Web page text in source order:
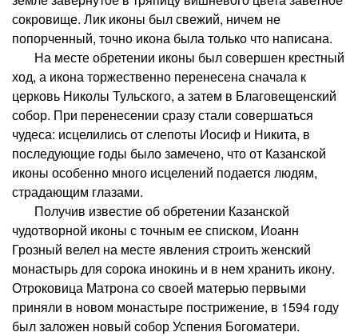
сокровище. Лик иконы был свежий, ничем не
попорченный, точно икона была только что написана.
На месте обретении иконы был совершен крестный
ход, а икона торжественно перенесена сначала к
церковь Николы Тульского, а затем в Благовещенский
собор. При перенесении сразу стали совершаться
чудеса: исцелились от слепоты Иосиф и Никита, в
последующие годы было замечено, что от Казанской
иконы особенно много исцелений подается людям,
страдающим глазами.
Получив известие об обретении Казанской
чудотворной иконы с точным ее списком, Иоанн
Грозный велел на месте явления строить женский
монастырь для сорока инокинь и в нем хранить икону.
Отроковица Матрона со своей матерью первыми
приняли в новом монастыре пострижение, в 1594 году
был заложен новый собор Успения Богоматери.